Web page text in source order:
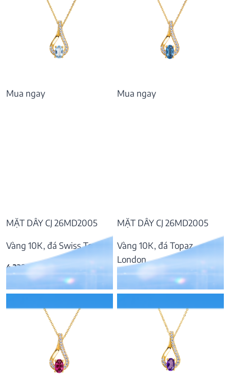
Mua ngay
MẶT DÂY CJ 26MD2005
Vàng 10K, đá Swiss Topaz
4.239.000₫
Mua ngay
MẶT DÂY CJ 26MD2005
Vàng 10K, đá Topaz
London
4.334.000₫